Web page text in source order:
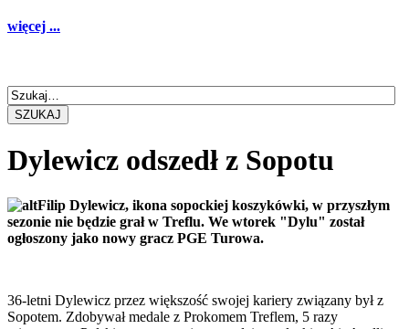
więcej ...
SZUKAJ
Dylewicz odszedł z Sopotu
Filip Dylewicz, ikona sopockiej koszykówki, w przyszłym
sezonie nie będzie grał w Treflu. We wtorek "Dylu" został
ogłoszony jako nowy gracz PGE Turowa.
36-letni Dylewicz przez większość swojej kariery związany był z
Sopotem. Zdobywał medale z Prokomem Treflem, 5 razy